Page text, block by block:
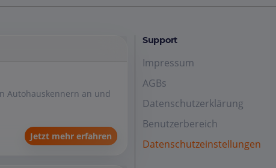
Autohauskennern an und
Jetzt mehr erfahren
Support
Impressum
AGBs
Datenschutzerklärung
Benutzerbereich
Datenschutzeinstellungen